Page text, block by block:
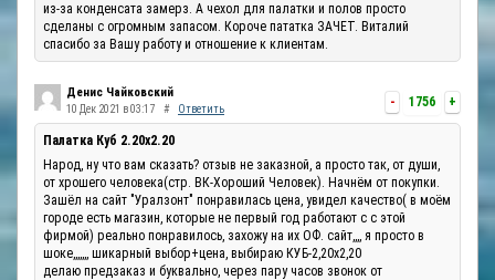
из-за конденсата замерз. А чехол для палатки и полов просто
сделаны с огромным запасом. Короче пататка ЗАЧЕТ. Виталий
спасибо за Вашу работу и отношение к клиентам.
- 1756 +
Денис Чайковский
10 Дек 2021 в 03:17 # Ответить
Палатка Куб 2.20x2.20
Народ, ну что вам сказать? отзыв не заказной, а просто так, от души,
от хрошего человека(стр. ВК-Хороший Человек). Начнём от покупки.
Зашёл на сайт "Уралзонт" понравилась цена, увидел качество( в моём
городе есть магазин, которые не первый год работают с с этой
фирмой) реально понравилось, захожу на их ОФ. сайт,,,, я просто в
шоке,,,,,,, шикарный выбор+цена, выбираю КУБ-2,20х2,20
делаю предзаказ и буквально, через пару часов звонок от